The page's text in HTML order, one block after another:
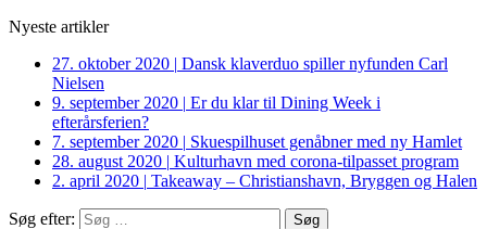
Nyeste artikler
27. oktober 2020 | Dansk klaverduo spiller nyfunden Carl
Nielsen
9. september 2020 | Er du klar til Dining Week i
efterårsferien?
7. september 2020 | Skuespilhuset genåbner med ny Hamlet
28. august 2020 | Kulturhavn med corona-tilpasset program
2. april 2020 | Takeaway – Christianshavn, Bryggen og Halen
Søg efter: